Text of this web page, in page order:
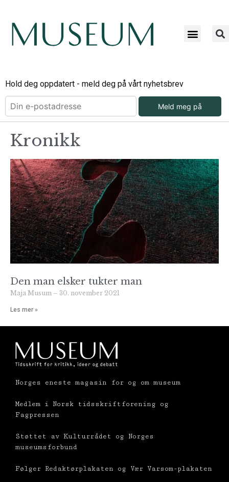
Hold deg oppdatert - meld deg på vårt nyhetsbrev
Meld meg på
Kronikk
Den man elsker tukter man
Maja Musum 30. november 2021
Les mer »
Norges eneste magasin for og om museum
Medlem i Norsk tidsskriftforening og
Fagpressen
Støttet av Kulturrådet og Norges
museumsforbund
Følger Redaktørplakaten og Vær Varsom-plakaten